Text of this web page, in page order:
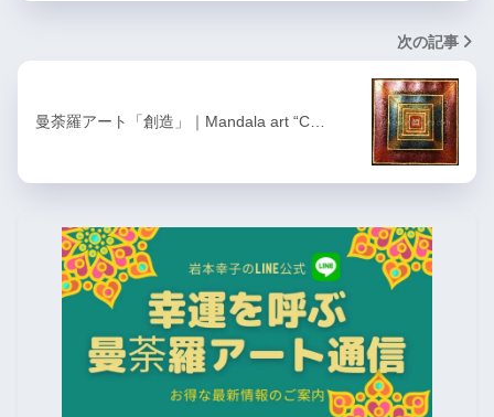
次の記事
曼荼羅アート「創造」｜Mandala art “C…